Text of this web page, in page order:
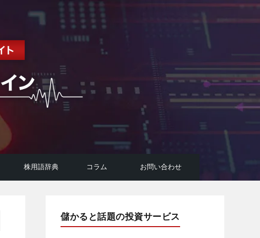
株用語辞典 コラム お問い合わせ
儲かると話題の投資サービス